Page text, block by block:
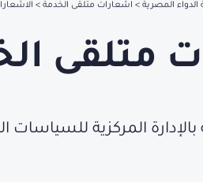
الدواء المصرية اشعارات متلقى الخدمة
متلقى
المركزية للسياسات